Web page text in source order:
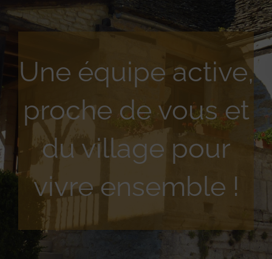
Une équipe active,
proche de vous et
du village pour
vivre ensemble !